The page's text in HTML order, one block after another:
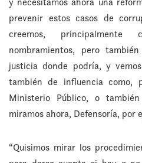
prevenir estos casos de
creemos,
nombramientos, pero
justicia donde podría, y
también de influencia como,
Ministerio Público, o
miramos ahora, Defensoría, por
“Quisimos mirar los